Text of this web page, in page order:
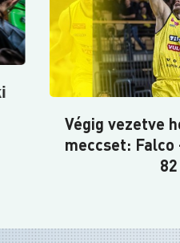
A K&H Liga
pályára
NEKA
vendégeként